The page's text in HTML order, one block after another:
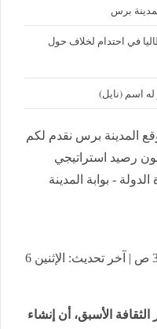
برس
في احتدام لخلاف حول
له اسم (نايل)
المدينة برس نقدم لكم
رصيد استراتيجي
- بوابة المدينة
نشر في: الإثنين 6 يوليه 2026 - 3:46 ص | آخر تحديث: الإثنين 6
الثقافة الأسبق، أن إنشاء